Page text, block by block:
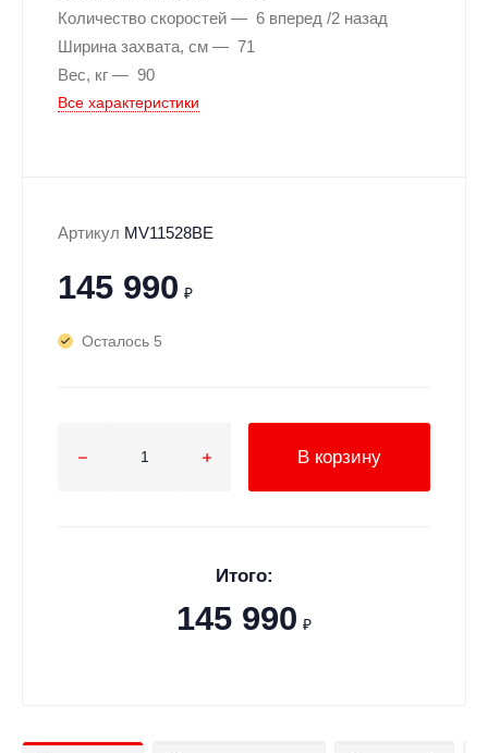
Количество скоростей
6 вперед /2 назад
Ширина захвата, см
71
Вес, кг
90
Все характеристики
Артикул MV11528BE
145 990 ₽
Осталось 5
В корзину
Итого:
145 990 ₽